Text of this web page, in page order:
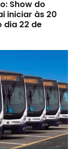
Show do
iniciar às 20
dia 22 de